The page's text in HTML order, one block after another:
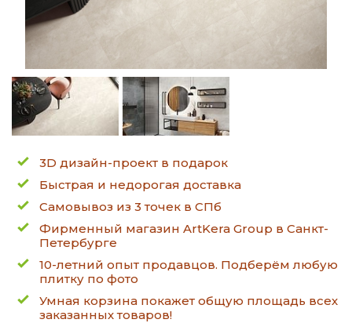
3D дизайн-проект в подарок
Быстрая и недорогая доставка
Самовывоз из 3 точек в СПб
Фирменный магазин ArtKera Group в Санкт-
Петербурге
10-летний опыт продавцов. Подберём любую
плитку по фото
Умная корзина покажет общую площадь всех
заказанных товаров!